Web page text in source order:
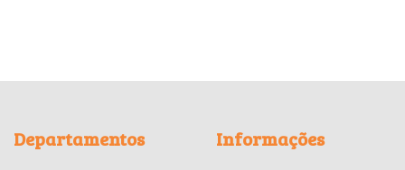
Departamentos Informações